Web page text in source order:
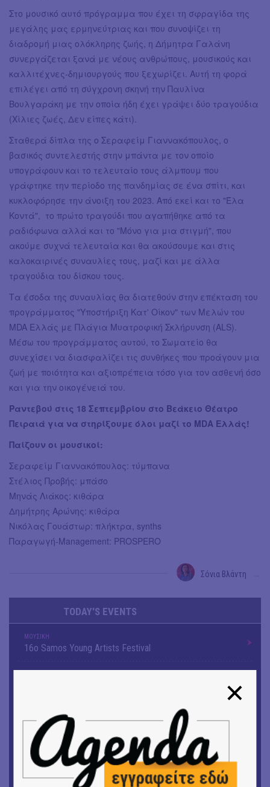
Στο μουσικό αυτό πρόγραμμα που έχει τη σφραγίδα της
μεγάλης μας ερμηνεύτριας και που συνοψίζει τη
διαδρομή μιας ολόκληρης ζωής, η Δήμητρα Γαλάνη
συνεργάζεται ξανά με νέους ανθρώπους, μουσικούς και
καλλιτέχνες-δημιουργούς που ξεχωρίζει. Αυτή τη φορά
επιλέγει από τη σύγχρονη σκηνή την Παυλίνα
Βουλγαράκη με την οποία ήδη έχει γράψει δύο τραγούδια
(Χίλιες ζωές, Δεν είπες κάτι).
Σταθερά δίπλα της ο Σεραφείμ Γιαννακόπουλος, ο
βασικός συντελεστής στην μπάντα με τον οποίο
υπογράφουν και το τελευταίο τους άλμπουμ που
γράφτηκε την περίοδο της πανδημίας σε ένα σπίτι, και
κυκλοφόρησε την άνοιξη του 2023. Από εκεί και το "Έλα
Κοντά", το πρώτο τραγούδι που αγαπήθηκε από τα
ραδιόφωνα αλλά και το "Μόνο για μια στιγμή", που
ακούμε συχνά τελευταία και θα ακούσουμε και στις
καλοκαιρινές συναυλίες τους, μαζί και με άλλα
τραγούδια του δίσκου τους.
Τα έσοδα της συναυλίας θα διατεθούν στην επέκταση του
προγράμματος "Υποστήριξη Κατ' Οίκον" των Μελών του
MDA Ελλάς με Πλάγια Μυατροφική Σκλήρυνση (ALS).
Μέσω του προγράμματος αυτού, το Σωματείο θα
συνεχίσει να διασφαλίζει τις συνθήκες που προάγουν μια
ζωή με ποιότητα και αξιοπρέπεια τόσο για τον ασθενή όσο
και για την οικογένειά του.
Ραντεβού στις 18 Σεπτεμβρίου στο Βεάκειο Θέατρο
Πειραιά για να στηρίξουμε όλοι μαζί το MDA Ελλάς!
Παίζουν οι μουσικοί:
Σεραφείμ Γιαννακόπουλος: τύμπανα
Στέλιος Προβής: μπάσο
Μηνάς Λιάκος: κιθάρα
Δημήτρης Αρώνης: κιθάρα
Νικόλας Γουάστωρ: πλήκτρα, synths
Παραγωγή-Management: PROSPERO
Σόνια Βλάντη
TODAY'S EVENTS
ΜΟΥΣΙΚΗ
16o Samos Young Artists Festival
«ΑΗ ΛΑΟΣ» | Ένα σκηνικό ρέκβιεμ για την ήττα ενός
λαού
ΕΙΚΑΣΤΙΚΑ
Ομαδική έκθεση | Προσωρινά για Πάντα